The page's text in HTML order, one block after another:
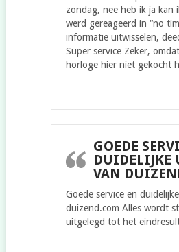
zondag, nee heb ik ja kan
werd gereageerd in “no
informatie uitwisselen,
Super service Zeker,
horloge hier niet gekocht
GOEDE
DUIDELIJKE
VAN
Goede service en
duizend.com Alles wordt
uitgelegd tot het